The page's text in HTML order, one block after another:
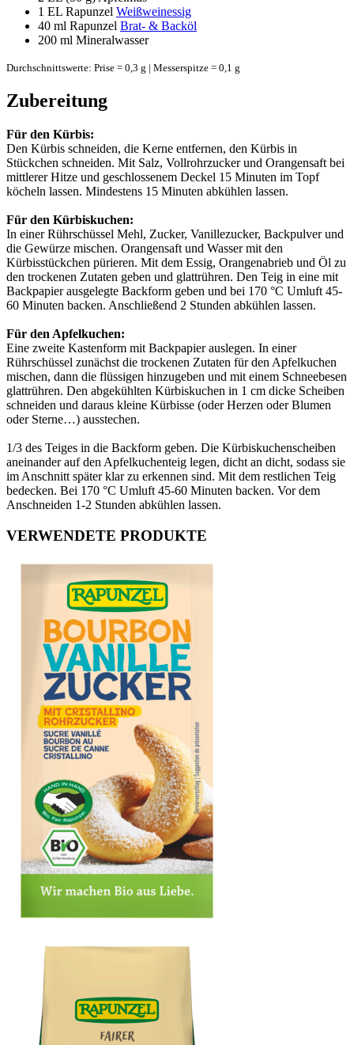
1 EL Rapunzel Weißweinessig
40 ml Rapunzel Brat- & Backöl
200 ml Mineralwasser
Durchschnittswerte: Prise = 0,3 g | Messerspitze = 0,1 g
Zubereitung
Für den Kürbis:
Den Kürbis schneiden, die Kerne entfernen, den Kürbis in
Stückchen schneiden. Mit Salz, Vollrohrzucker und Orangensaft bei
mittlerer Hitze und geschlossenem Deckel 15 Minuten im Topf
köcheln lassen. Mindestens 15 Minuten abkühlen lassen.
Für den Kürbiskuchen:
In einer Rührschüssel Mehl, Zucker, Vanillezucker, Backpulver und
die Gewürze mischen. Orangensaft und Wasser mit den
Kürbisstückchen pürieren. Mit dem Essig, Orangenabrieb und Öl zu
den trockenen Zutaten geben und glattrühren. Den Teig in eine mit
Backpapier ausgelegte Backform geben und bei 170 °C Umluft 45-
60 Minuten backen. Anschließend 2 Stunden abkühlen lassen.
Für den Apfelkuchen:
Eine zweite Kastenform mit Backpapier auslegen. In einer
Rührschüssel zunächst die trockenen Zutaten für den Apfelkuchen
mischen, dann die flüssigen hinzugeben und mit einem Schneebesen
glattrühren. Den abgekühlten Kürbiskuchen in 1 cm dicke Scheiben
schneiden und daraus kleine Kürbisse (oder Herzen oder Blumen
oder Sterne…) ausstechen.
1/3 des Teiges in die Backform geben. Die Kürbiskuchenscheiben
aneinander auf den Apfelkuchenteig legen, dicht an dicht, sodass sie
im Anschnitt später klar zu erkennen sind. Mit dem restlichen Teig
bedecken. Bei 170 °C Umluft 45-60 Minuten backen. Vor dem
Anschneiden 1-2 Stunden abkühlen lassen.
VERWENDETE PRODUKTE